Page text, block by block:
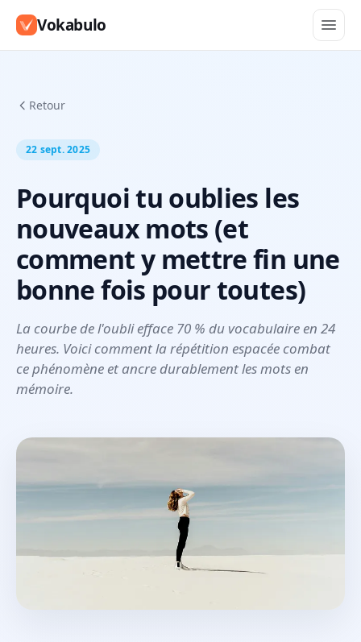
Vokabulo
Retour
22 sept. 2025
Pourquoi tu oublies les
nouveaux mots (et
comment y mettre fin une
bonne fois pour toutes)
La courbe de l'oubli efface 70 % du vocabulaire en 24
heures. Voici comment la répétition espacée combat
ce phénomène et ancre durablement les mots en
mémoire.